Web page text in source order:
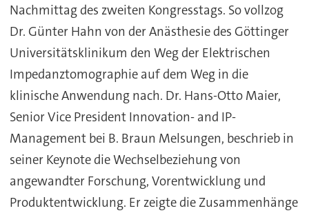
Nachmittag des zweiten Kongresstags. So vollzog
Dr. Günter Hahn von der Anästhesie des Göttinger
Universitätsklinikum den Weg der Elektrischen
Impedanztomographie auf dem Weg in die
klinische Anwendung nach. Dr. Hans-Otto Maier,
Senior Vice President Innovation- and IP-
Management bei B. Braun Melsungen, beschrieb in
seiner Keynote die Wechselbeziehung von
angewandter Forschung, Vorentwicklung und
Produktentwicklung. Er zeigte die Zusammenhänge